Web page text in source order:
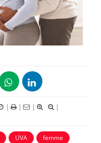
| | |
|
UVA femme